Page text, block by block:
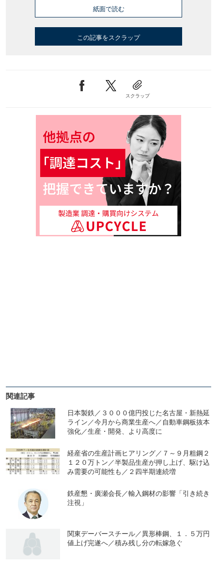
紙面で読む
この記事をスクラップ
スクラップ
関連記事
日本製鉄／３０００億円投じた名古屋・新熱延
ライン／今月から商業生産へ／自動車鋼板抜本
強化／生産・開発、より高度に
経産省の生産計画ヒアリング／７～９月粗鋼２
１２０万トン／半製品生産が押し上げ、駆け込
み需要の可能性も／２四半期連続増
鉄産懇・廣瀬会長／輸入鋼材の影響「引き続き
注視」
関東デーバースチール／異形棒鋼、１．５万円
値上げ完遂へ／積み残し分の転嫁急ぐ